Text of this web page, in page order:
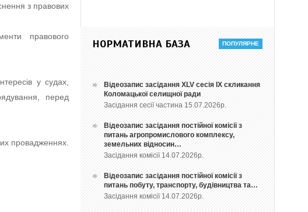
з правових
правового
у судах,
перед
провадженнях.
НОРМАТИВНА БАЗА
Відеозапис засідання ХLV сесія ІХ скликання
Коломацької селищної ради
Засідання сесії частина 15.07.2026р.
Відеозапис засідання постійної комісії з
питань агропромислового комплексу,
земельних відносин…
Засідання комісії 14.07.2026р.
Відеозапис засідання постійної комісії з
питань побуту, транспорту, будівництва та…
Засідання комісії 14.07.2026р.